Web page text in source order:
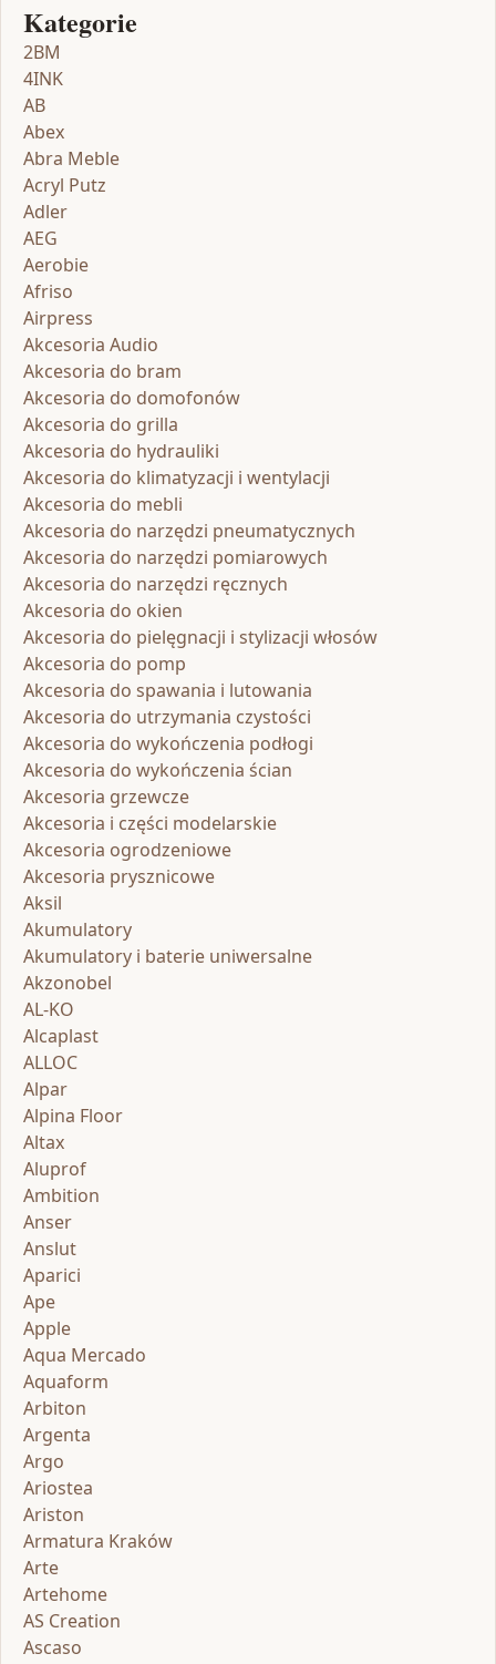
Kategorie
2BM
4INK
AB
Abex
Abra Meble
Acryl Putz
Adler
AEG
Aerobie
Afriso
Airpress
Akcesoria Audio
Akcesoria do bram
Akcesoria do domofonów
Akcesoria do grilla
Akcesoria do hydrauliki
Akcesoria do klimatyzacji i wentylacji
Akcesoria do mebli
Akcesoria do narzędzi pneumatycznych
Akcesoria do narzędzi pomiarowych
Akcesoria do narzędzi ręcznych
Akcesoria do okien
Akcesoria do pielęgnacji i stylizacji włosów
Akcesoria do pomp
Akcesoria do spawania i lutowania
Akcesoria do utrzymania czystości
Akcesoria do wykończenia podłogi
Akcesoria do wykończenia ścian
Akcesoria grzewcze
Akcesoria i części modelarskie
Akcesoria ogrodzeniowe
Akcesoria prysznicowe
Aksil
Akumulatory
Akumulatory i baterie uniwersalne
Akzonobel
AL-KO
Alcaplast
ALLOC
Alpar
Alpina Floor
Altax
Aluprof
Ambition
Anser
Anslut
Aparici
Ape
Apple
Aqua Mercado
Aquaform
Arbiton
Argenta
Argo
Ariostea
Ariston
Armatura Kraków
Arte
Artehome
AS Creation
Ascaso